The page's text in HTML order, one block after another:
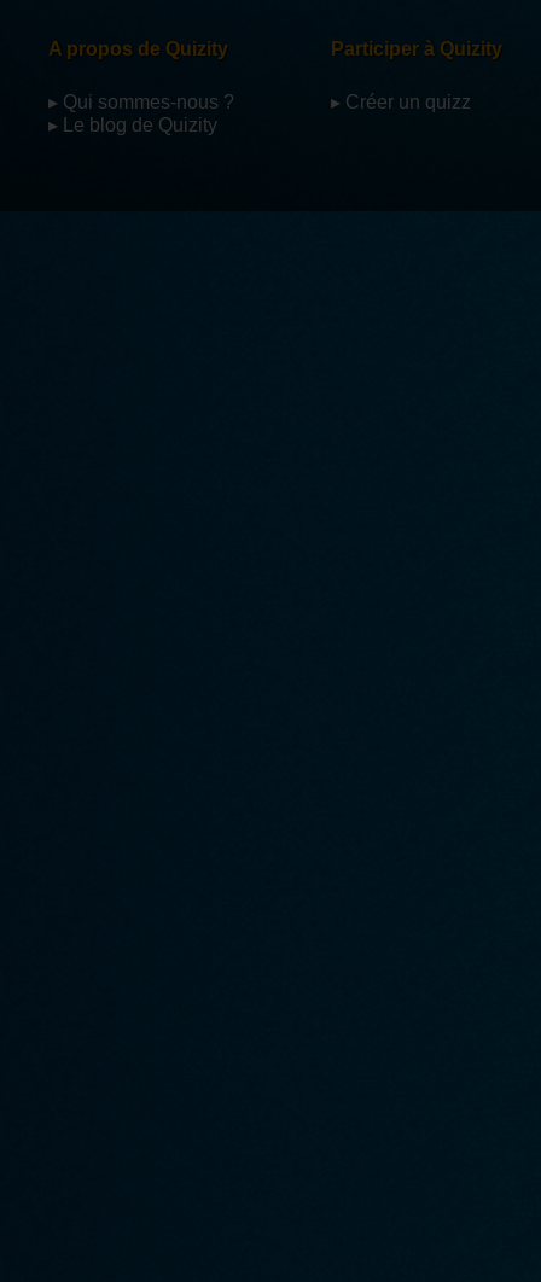
A propos de Quizity
▸ Qui sommes-nous ?
▸ Le blog de Quizity
Participer à Quizity
▸ Créer un quizz